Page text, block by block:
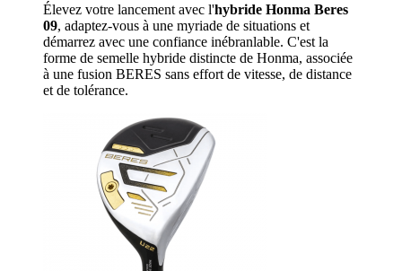
Élevez votre lancement avec l'hybride Honma Beres
09, adaptez-vous à une myriade de situations et
démarrez avec une confiance inébranlable. C'est la
forme de semelle hybride distincte de Honma, associée
à une fusion BERES sans effort de vitesse, de distance
et de tolérance.